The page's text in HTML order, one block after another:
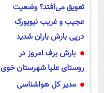
تعویق می‌افتد؟ وضعیت
عجیب و غریب نیویورک
درپی بارش باران شدید
بارش برف امروز در
روستای علیا شهرستان خوی
مدیر کل هواشناسی